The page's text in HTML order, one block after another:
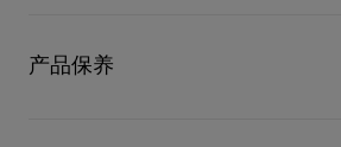
颜色
黑色
物料
漆皮
产品保养